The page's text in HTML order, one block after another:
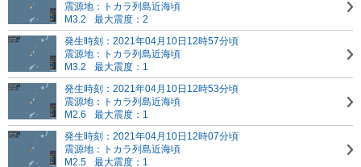
震源地：トカラ列島近海頃
M3.2
最大震度：2
発生時刻：2021年04月10日12時57分頃
震源地：トカラ列島近海頃
M3.2
最大震度：1
発生時刻：2021年04月10日12時53分頃
震源地：トカラ列島近海頃
M2.6
最大震度：1
発生時刻：2021年04月10日12時07分頃
震源地：トカラ列島近海頃
M2.5
最大震度：1